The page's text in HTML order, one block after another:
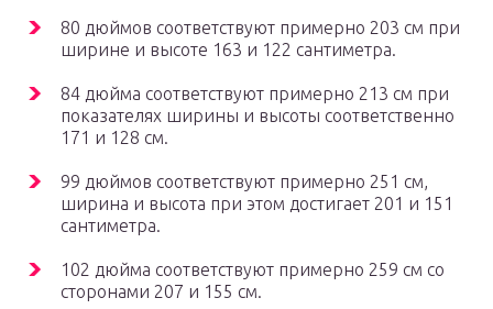
80 дюймов соответствуют примерно 203 см при
ширине и высоте 163 и 122 сантиметра.
84 дюйма соответствуют примерно 213 см при
показателях ширины и высоты соответственно
171 и 128 см.
99 дюймов соответствуют примерно 251 см,
ширина и высота при этом достигает 201 и 151
сантиметра.
102 дюйма соответствуют примерно 259 см со
сторонами 207 и 155 см.